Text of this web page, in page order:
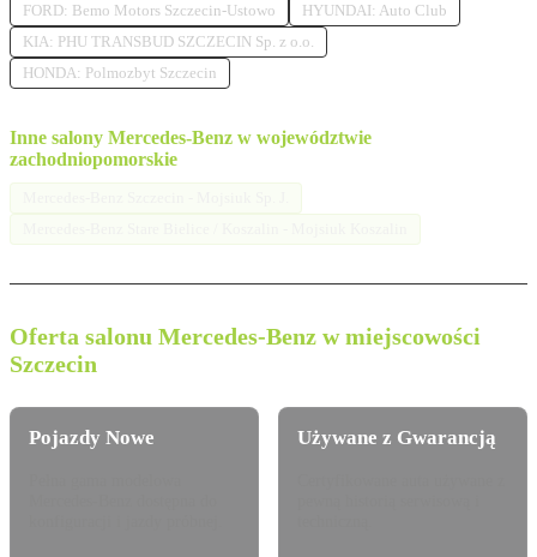
FORD: Bemo Motors Szczecin-Ustowo
HYUNDAI: Auto Club
KIA: PHU TRANSBUD SZCZECIN Sp. z o.o.
HONDA: Polmozbyt Szczecin
Inne salony Mercedes-Benz w województwie
zachodniopomorskie
Oferta salonu Mercedes-Benz w miejscowości
Szczecin
Pojazdy Nowe Używane z Gwarancją